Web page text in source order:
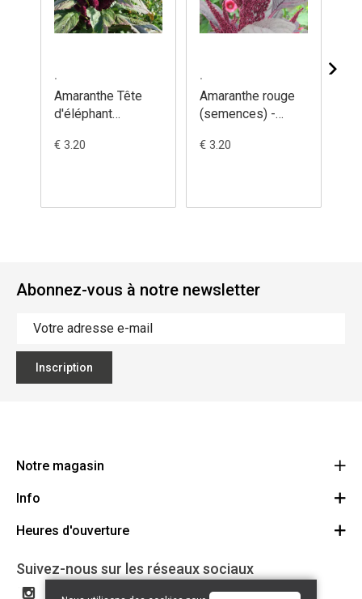
.
Amaranthe Tête
d'éléphant
Amaranthus
€ 3.20
.
Amaranthe rouge
(semences) -
cruentus
€ 3.20
Abonnez-vous à notre newsletter
Inscription
Notre magasin
Ecoflora
1500 Halle
32(0)2.361.77.61
BE 0886.319.484
Info
Offres d'emploi
Partenaires
Heures d'ouverture
Lundi: Fermé
Mardi: 09:00 - 17:00
Suivez-nous sur les réseaux sociaux